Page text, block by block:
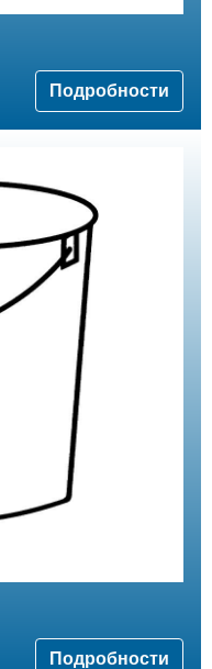
Подробности
Подробности